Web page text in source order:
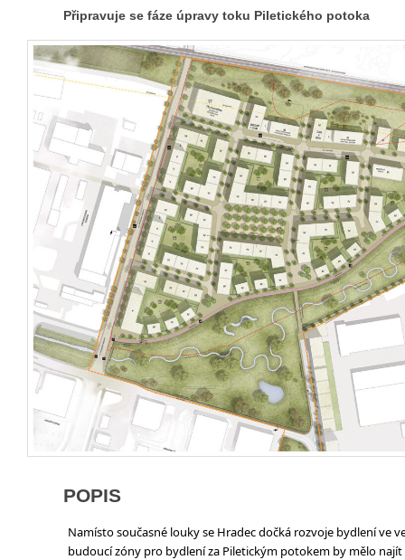
Připravuje se fáze úpravy toku Piletického potoka
POPIS
Namísto současné louky se Hradec dočká rozvoje bydlení ve
budoucí zóny pro bydlení za Piletickým potokem by mělo